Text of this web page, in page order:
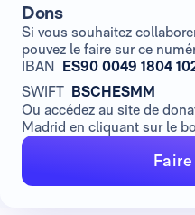
Dons
Si vous souhaitez
pouvez le faire sur ce
IBAN ES90 0049 1804
SWIFT BSCHESMM
Ou accédez au site de
Madrid en cliquant sur le